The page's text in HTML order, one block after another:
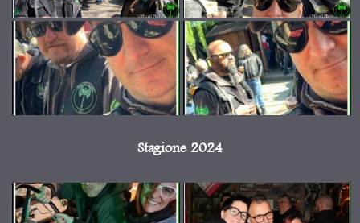
Stagione 2024